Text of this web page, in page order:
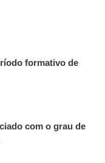
formativo de
com o grau de